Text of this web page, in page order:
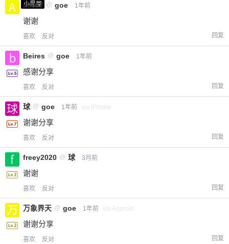
小黑屋
a0987 @ goe 1年前
谢谢
喜欢 反对 回复
Beires @ goe 1年前
感谢分享
喜欢 反对 回复
球 @ goe 1年前 via iPhone
谢谢分享
喜欢 反对 回复
freey2020 @ 球 3月前
谢谢
喜欢 反对 回复
万象界天 @ goe 1年前 via Android
谢谢分享
喜欢 反对 回复